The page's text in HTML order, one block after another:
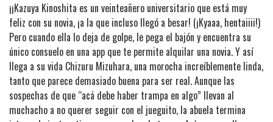
¡¡​Kazuya Kinoshita es un veinteañero universitario que está muy
feliz con su novia, ¡a la que incluso llegó a besar! (¡Kyaaa, hentaiiii!)
Pero cuando ella lo deja de golpe, le pega el bajón y encuentra su
único consuelo en una app que te permite alquilar una novia. Y así
llega a su vida Chizuru Mizuhara, una morocha increíblemente linda,
tanto que parece demasiado buena para ser real. Aunque las
sospechas de que “acá debe haber trampa en algo” llevan al
muchacho a no querer seguir con el jueguito, la abuela termina